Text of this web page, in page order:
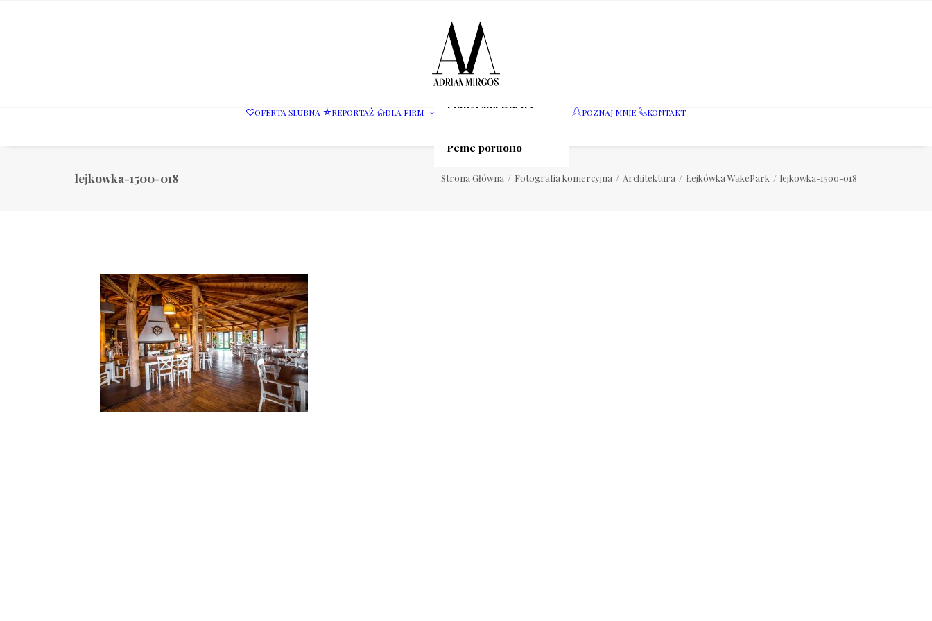
OFERTA ŚLUBNA REPORTAŻ DLA FIRM
Fotografia wnętrz
Pełne portfolio
POZNAJ MNIE KONTAKT
lejkowka-1500-018 Strona Główna Fotografia komercyjna Architektura Łejkówka WakePark lejkowka-1500-018